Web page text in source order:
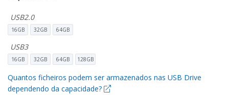
USB2.0
16GB 32GB 64GB
USB3
16GB 32GB 64GB 128GB
Quantos ficheiros podem ser armazenados nas USB Drive
dependendo da capacidade?